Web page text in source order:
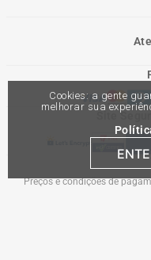
Cookies: a gente
melhorar sua
Site
Preços e condições de